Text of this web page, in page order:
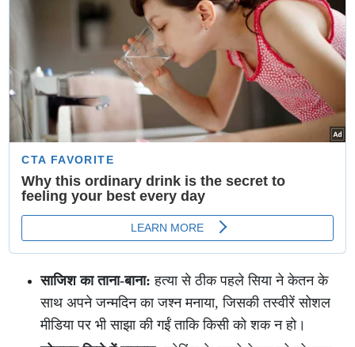
साजिश का ताना-बाना: हत्या से ठीक पहले सिया ने केतन के
साथ अपने जन्मदिन का जश्न मनाया, जिसकी तस्वीरें सोशल
मीडिया पर भी साझा की गईं ताकि किसी को शक न हो।